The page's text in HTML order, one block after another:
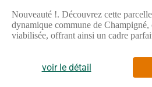
Nouveauté !. Découvrez cette
dynamique commune de Champigné,
viabilisée, offrant ainsi un cadre
commerces et des services de la
quotidien. . // Réf. : T191687. Prix
d'agence et de notaire à la charge de
voir le détail